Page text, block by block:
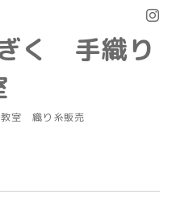
く 手織り
室 織り糸販売